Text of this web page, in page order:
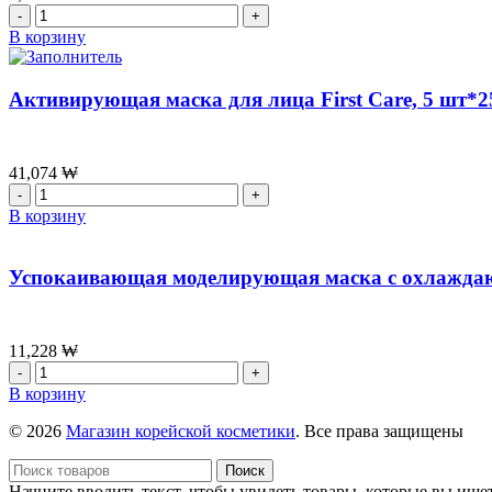
The
history
of
Soo
Mask,
100
мл
Количество
товара
[VT]
снятия
MILD
CLEANSING
TISSUE
VT,50шт
В корзину
Активирующая маска для лица First Care, 5
41,074 ₩
Количество
товара
Активирующая
для
лица
5
шт*25г
В корзину
Успокаивающая моделирующая маска с
11,228 ₩
Количество
товара
Успокаивающая
моделирующая
с
охлаждающим
В корзину
© 2026 Магазин корейской косметики. Все права защищены
Поиск